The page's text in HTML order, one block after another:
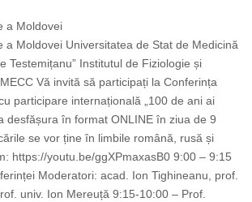
a Moldovei
a Moldovei Universitatea de Stat de Medicină
Testemițanu” Institutul de Fiziologie și
Vă invită să participați la Conferința
participare internațională „100 de ani ai
desfășura în format ONLINE în ziua de 9
se vor ține în limbile română, rusă și
https://youtu.be/ggXPmaxasB0 9:00 – 9:15
Moderatori: acad. Ion Tighineanu, prof.
univ. Ion Mereuță 9:15-10:00 – Prof.